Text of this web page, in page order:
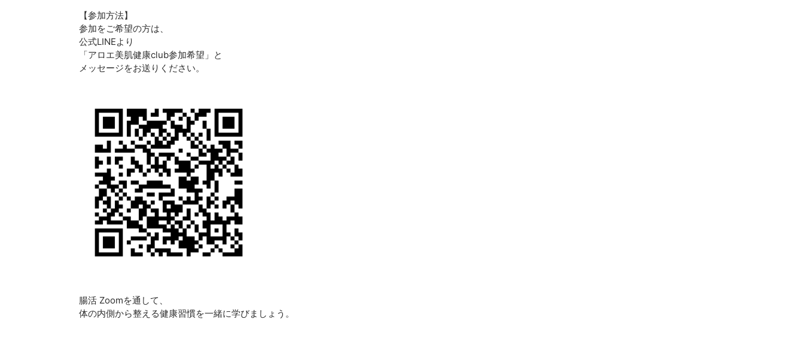
【参加方法】
参加をご希望の方は、
公式LINEより
「アロエ美肌健康club参加希望」と
メッセージをお送りください。
腸活 Zoomを通して、
体の内側から整える健康習慣を一緒に学びましょう。